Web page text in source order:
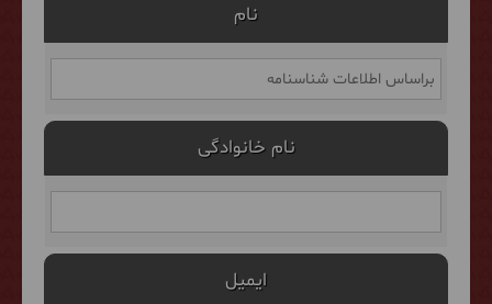
نام
نام خانوادگی
ایمیل